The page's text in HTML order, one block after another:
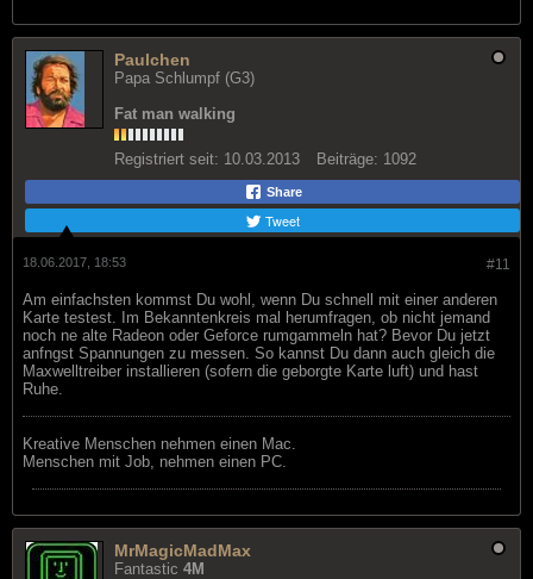
Paulchen
Papa Schlumpf (G3)
Fat man walking
Registriert seit: 10.03.2013 Beiträge: 1092
Share
Tweet
#11
18.06.2017, 18:53
Am einfachsten kommst Du wohl, wenn Du schnell mit einer anderen
Karte testest. Im Bekanntenkreis mal herumfragen, ob nicht jemand
noch ne alte Radeon oder Geforce rumgammeln hat? Bevor Du jetzt
anfngst Spannungen zu messen. So kannst Du dann auch gleich die
Maxwelltreiber installieren (sofern die geborgte Karte luft) und hast
Ruhe.
Kreative Menschen nehmen einen Mac.
Menschen mit Job, nehmen einen PC.
MrMagicMadMax
Fantastic 4M